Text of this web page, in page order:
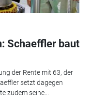
Schaeffler baut
der Rente mit 63, der
setzt dagegen
zudem seine...